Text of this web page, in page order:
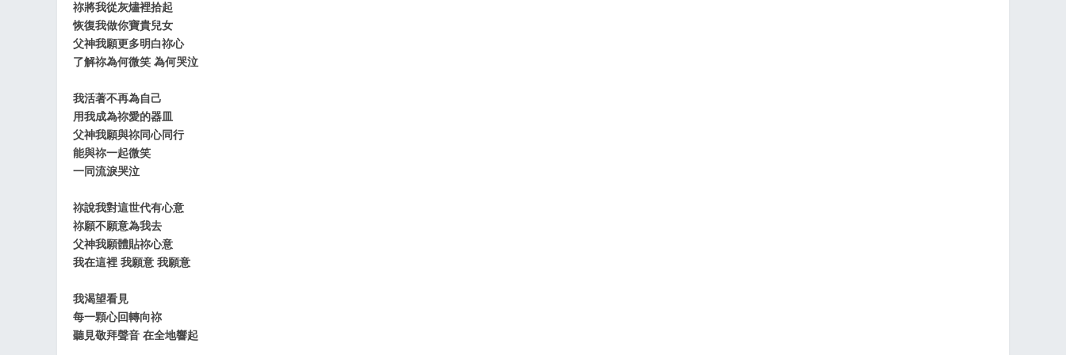
祢將我從灰燼裡拾起
恢復我做你寶貴兒女
父神我願更多明白祢心
了解祢為何微笑 為何哭泣
我活著不再為自己
用我成為祢愛的器皿
父神我願與祢同心同行
能與祢一起微笑
一同流淚哭泣
祢說我對這世代有心意
祢願不願意為我去
父神我願體貼祢心意
我在這裡 我願意 我願意
我渴望看見
每一顆心回轉向祢
聽見敬拜聲音 在全地響起